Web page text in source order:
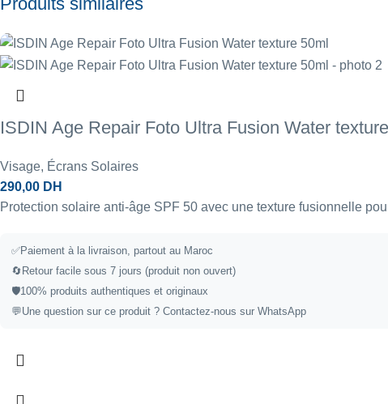
ISDIN Age Repair Foto Ultra Fusion Water
Visage, Écrans Solaires
290,00 DH
Protection solaire anti-âge SPF 50 avec une texture fusionnelle
✅Paiement à la livraison, partout au Maroc
🔄Retour facile sous 7 jours (produit non ouvert)
🛡️100% produits authentiques et originaux
💬Une question sur ce produit ? Contactez-nous sur WhatsApp